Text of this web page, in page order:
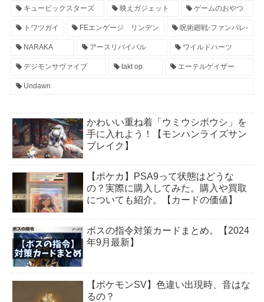
キュービックスターズ 映えガジェット ゲームのおやつ
トワツガイ FEエンゲージ リンデン 呪術廻戦-ファンパレ-
NARAKA アースリバイバル ワイルドハーツ
デジモンサヴァイブ takt op. エーテルゲイザー
Undawn
かわいい重ね着「ウミウシボウシ」を
手に入れよう！【モンハンライズサン
ブレイク】
【ポケカ】PSA9って状態はどうな
の？実際に購入してみた。購入や買取
についても紹介。【カードの価値】
ボスの指令対策カードまとめ。【2024
年9月最新】
【ポケモンSV】色違い出現時、音はな
るの？